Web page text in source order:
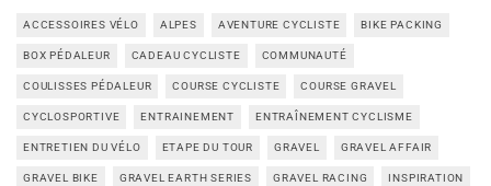
ACCESSOIRES VÉLO ALPES AVENTURE CYCLISTE BIKE PACKING
BOX PÉDALEUR CADEAU CYCLISTE COMMUNAUTÉ
COULISSES PÉDALEUR COURSE CYCLISTE COURSE GRAVEL
CYCLOSPORTIVE ENTRAINEMENT ENTRAÎNEMENT CYCLISME
ENTRETIEN DU VÉLO ETAPE DU TOUR GRAVEL GRAVEL AFFAIR
GRAVEL BIKE GRAVEL EARTH SERIES GRAVEL RACING INSPIRATION